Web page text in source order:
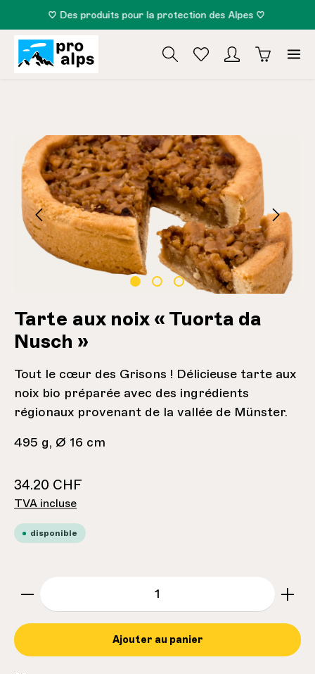
principal
♡ Des produits pour la protection des Alpes ♡
Ignorer la galerie d'images
Tarte aux noix « Tuorta da
Nusch »
Tout le cœur des Grisons ! Délicieuse tarte aux
noix bio préparée avec des ingrédients
régionaux provenant de la vallée de Münster.
495 g, Ø 16 cm
34.20 CHF
TVA incluse
disponible
Ajouter au panier